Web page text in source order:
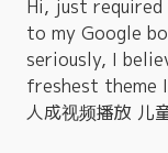
Hi, just
to my Google
seriously, I
freshest theme
人成视频播放 儿